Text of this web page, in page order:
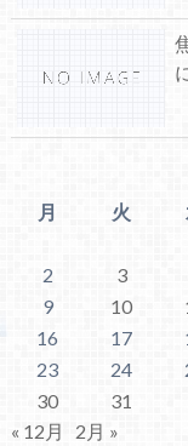
月
火
2
3
9
10
16
17
23
24
30
31
« 12月
2月 »